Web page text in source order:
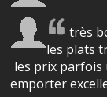
très
les plats
les prix parfois
emporter